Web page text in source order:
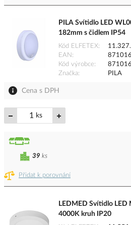
PILA Svítidlo LED
182mm s čidlem IP54
Kód ELFETEX
EAN
Kód výrobce
Značka
PILA
Cena s DPH
ks
Přidat k porovnání
39 ks
LEDMED Svítidlo
4000K kruh IP20